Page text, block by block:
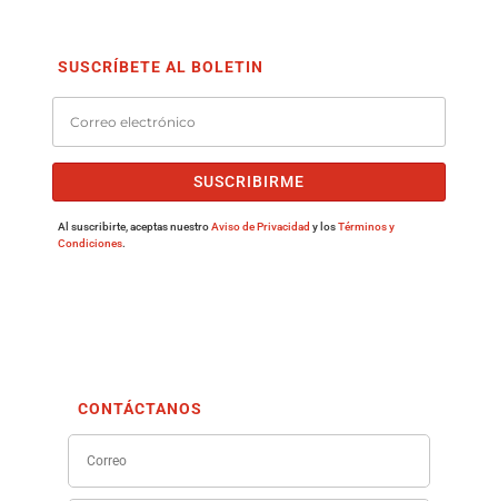
SUSCRÍBETE AL BOLETIN
SUSCRIBIRME
Al suscribirte, aceptas nuestroAviso de Privacidad y losTérminos y
Condiciones.
CONTÁCTANOS